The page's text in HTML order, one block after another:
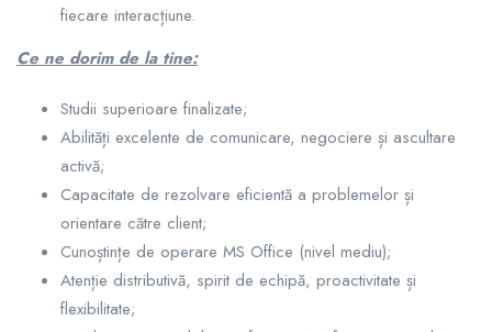
fiecare interacțiune.
Ce ne dorim de la tine:
Studii superioare finalizate;
Abilități excelente de comunicare, negociere și ascultare
activă;
Capacitate de rezolvare eficientă a problemelor și
orientare către client;
Cunoștințe de operare MS Office (nivel mediu);
Atenție distributivă, spirit de echipă, proactivitate și
flexibilitate;